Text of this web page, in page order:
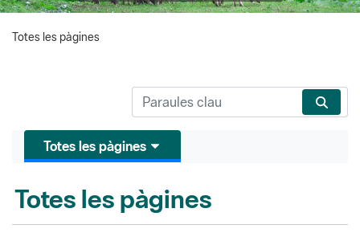
Totes les pàgines
Totes les pàgines
Totes les pàgines